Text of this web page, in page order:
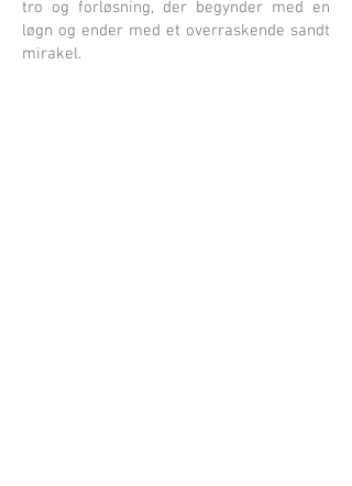
tro og forløsning, der begynder med en
løgn og ender med et overraskende sandt
mirakel.